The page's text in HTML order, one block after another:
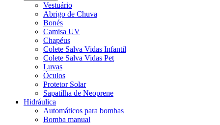
Vestuário
Abrigo de Chuva
Bonés
Camisa UV
Chapéus
Colete Salva Vidas Infantil
Colete Salva Vidas Pet
Luvas
Óculos
Protetor Solar
Sapatilha de Neoprene
Hidráulica
Automáticos para bombas
Bomba manual